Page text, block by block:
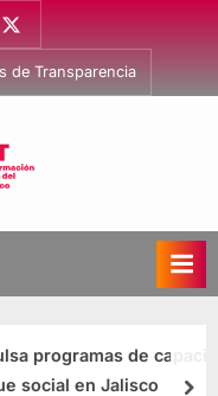
de Transparencia
de capacitación
Jalisco